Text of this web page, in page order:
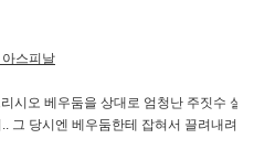
스피날
시오 베우둠을 상대로 엄청난 주짓수 실
그 당시엔 베우둠한테 잡혀서 끌려내려